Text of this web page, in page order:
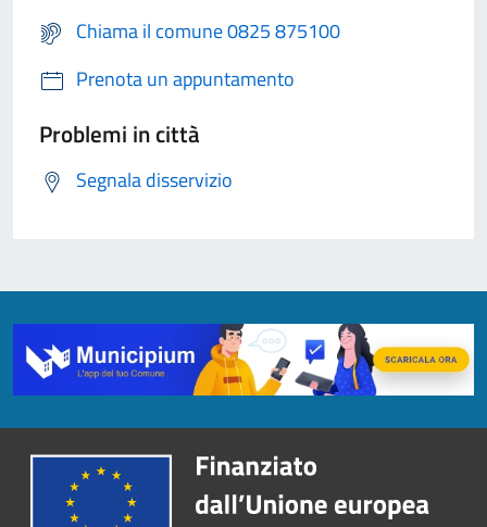
Chiama il comune 0825 875100
Prenota un appuntamento
Problemi in città
Segnala disservizio